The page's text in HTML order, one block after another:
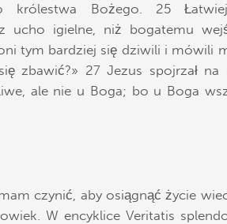
królestwa Bożego. 25
ucho igielne, niż bogatemu
tym bardziej się dziwili i mówili
zbawić?» 27 Jezus spojrzał na
ale nie u Boga; bo u Boga
czynić, aby osiągnąć życie
W encyklice Veritatis